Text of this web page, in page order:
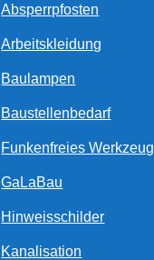
Absperrpfosten
Arbeitskleidung
Baulampen
Baustellenbedarf
Funkenfreies Werkzeug
GaLaBau
Hinweisschilder
Kanalisation